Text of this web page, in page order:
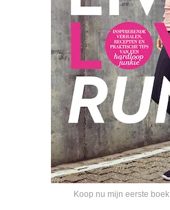
Koop nu mijn eerste